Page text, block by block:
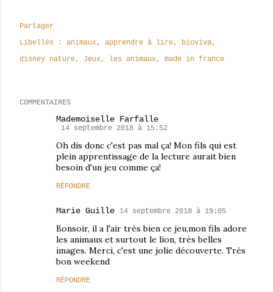
Partager
Libellés :
animaux apprendre à lire
bioviva
disney nature
Jeux les animaux made in france
COMMENTAIRES
Mademoiselle Farfalle
14 septembre 2018 à 15:52
Oh dis donc c'est pas mal ça! Mon fils qui est
plein apprentissage de la lecture aurait bien
besoin d'un jeu comme ça!
RÉPONDRE
Marie Guille 14 septembre 2018 à 19:05
Bonsoir, il a l'air très bien ce jeu,mon fils adore
les animaux et surtout le lion, très belles
images. Merci, c'est une jolie découverte. Très
bon weekend
RÉPONDRE